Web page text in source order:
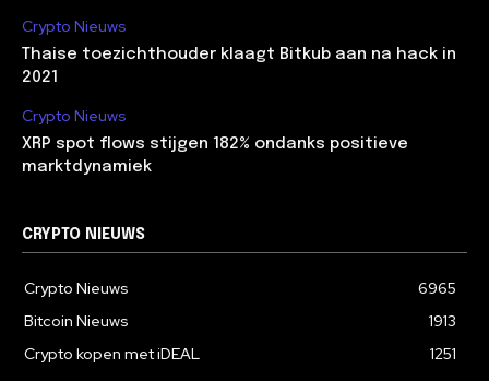
Crypto Nieuws
Thaise toezichthouder klaagt Bitkub aan na hack in
2021
Crypto Nieuws
XRP spot flows stijgen 182% ondanks positieve
marktdynamiek
CRYPTO NIEUWS
Crypto Nieuws
6965
Bitcoin Nieuws
1913
Crypto kopen met iDEAL
1251